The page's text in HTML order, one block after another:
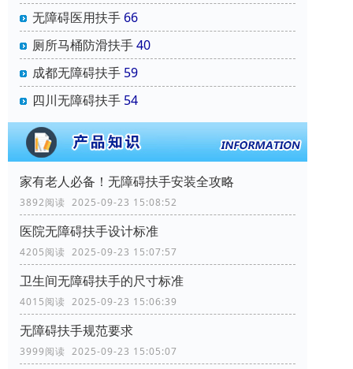
无障碍医用扶手 66
厕所马桶防滑扶手40
成都无障碍扶手 59
四川无障碍扶手 54
家有老人必备！无障碍扶手安装全攻略
3892阅读 2025-09-23 15:08:52
医院无障碍扶手设计标准
4205阅读 2025-09-23 15:07:57
卫生间无障碍扶手的尺寸标准
4015阅读 2025-09-23 15:06:39
无障碍扶手规范要求
3999阅读 2025-09-23 15:05:07